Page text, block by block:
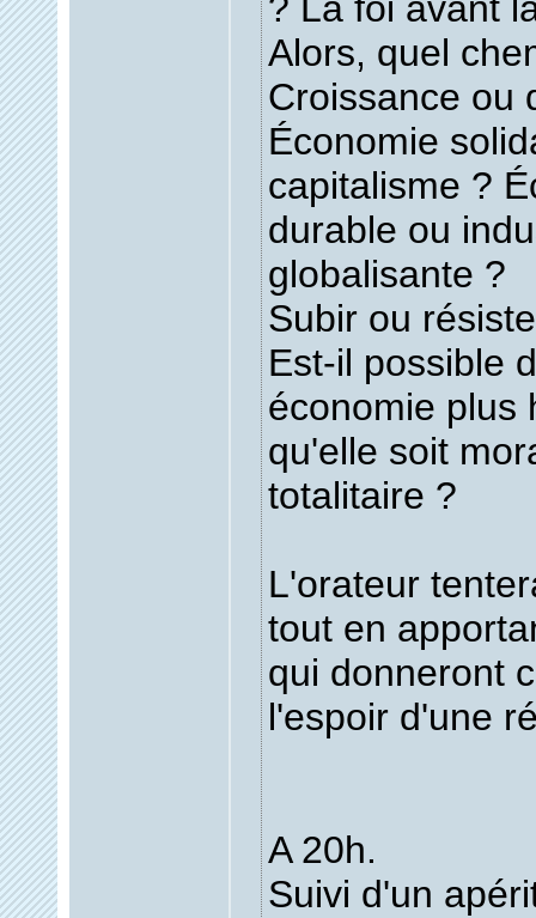
Alors, quel
Croissance ou
Économie
capitalisme ?
durable ou
globalisante ?
Subir ou
Est-il possible
économie plus
qu'elle soit
totalitaire ?
L'orateur
tout en
qui donneront
l'espoir d'une
A 20h.
Suivi d'un